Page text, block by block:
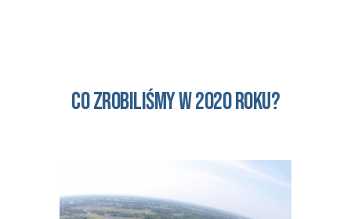
Co zrobiliśmy w 2020 roku?